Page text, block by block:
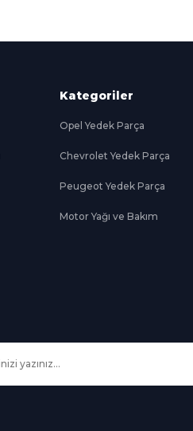
Gönder
Kategoriler
Opel Yedek Parça
Chevrolet Yedek Parça
Peugeot Yedek Parça
Motor Yağı ve Bakım